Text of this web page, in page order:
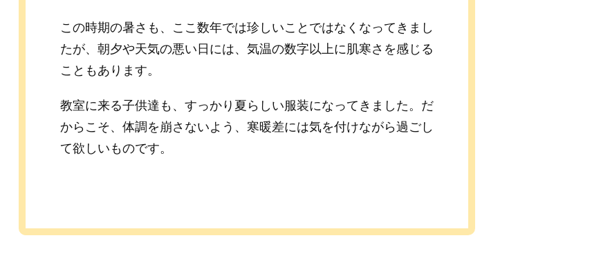
この時期の暑さも、ここ数年では珍しいことではなくなってきまし
たが、朝夕や天気の悪い日には、気温の数字以上に肌寒さを感じる
こともあります。
教室に来る子供達も、すっかり夏らしい服装になってきました。だ
からこそ、体調を崩さないよう、寒暖差には気を付けながら過ごし
て欲しいものです。